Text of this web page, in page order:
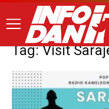
Tag: Visit